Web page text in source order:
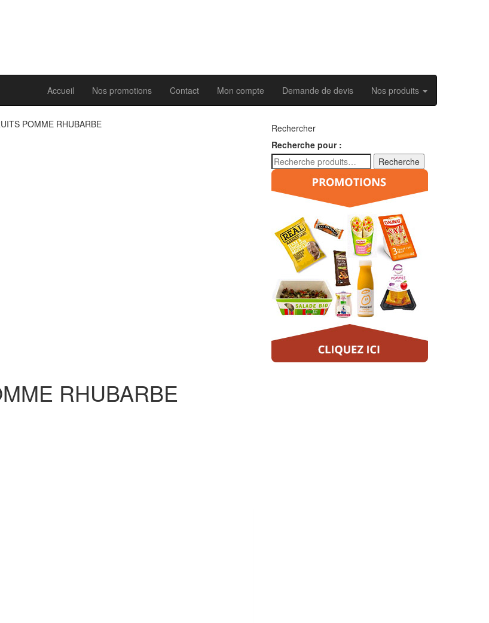
Accueil Nos promotions Contact Mon compte Demande de devis Nos produits
POMME RHUBARBE
RHUBARBE
Rechercher
Recherche pour :